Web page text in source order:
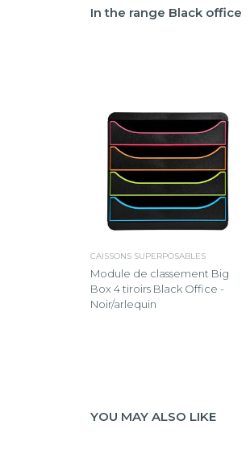
In the range Black office
CAISSONS SUPERPOSABLES
Module de classement Big
Box 4 tiroirs Black Office -
Noir/arlequin
YOU MAY ALSO LIKE